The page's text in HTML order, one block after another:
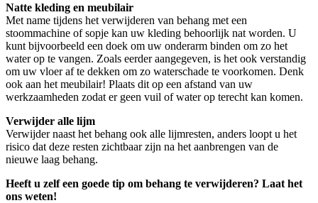
Natte kleding en meubilair
Met name tijdens het verwijderen van behang met een
stoommachine of sopje kan uw kleding behoorlijk nat worden. U
kunt bijvoorbeeld een doek om uw onderarm binden om zo het
water op te vangen. Zoals eerder aangegeven, is het ook verstandig
om uw vloer af te dekken om zo waterschade te voorkomen. Denk
ook aan het meubilair! Plaats dit op een afstand van uw
werkzaamheden zodat er geen vuil of water op terecht kan komen.
Verwijder alle lijm
Verwijder naast het behang ook alle lijmresten, anders loopt u het
risico dat deze resten zichtbaar zijn na het aanbrengen van de
nieuwe laag behang.
Heeft u zelf een goede tip om behang te verwijderen? Laat het
ons weten!